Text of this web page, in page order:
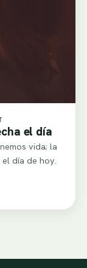
el día
vida; la
día de hoy.